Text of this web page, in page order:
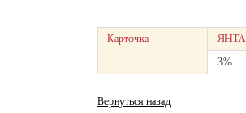
Карточка
3%
Вернуться назад